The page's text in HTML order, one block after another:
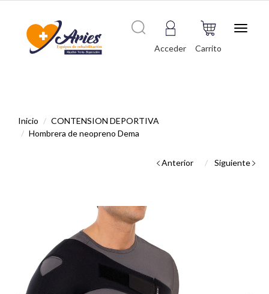
Acceder Carrito
Toggle
Inicio
CONTENSION DEPORTIVA
Hombrera de neopreno Dema
Anterior Siguiente